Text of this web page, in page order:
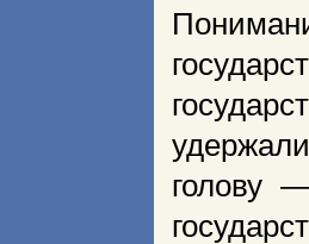
голову